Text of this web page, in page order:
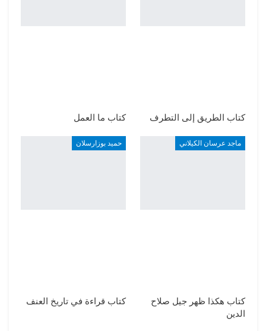
كتاب الطريق إلى التطرف كتاب ما العمل
ماجد عرسان الكيلاني
كتاب هكذا ظهر جيل صلاح
الدين
حميد بوزارسلان
كتاب قراءة في تاريخ العنف